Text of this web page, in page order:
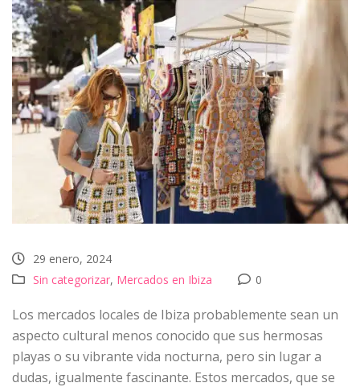
29 enero, 2024
Sin categorizar, Mercados en Ibiza 0
Los mercados locales de Ibiza probablemente sean un
aspecto cultural menos conocido que sus hermosas
playas o su vibrante vida nocturna, pero sin lugar a
dudas, igualmente fascinante. Estos mercados, que se